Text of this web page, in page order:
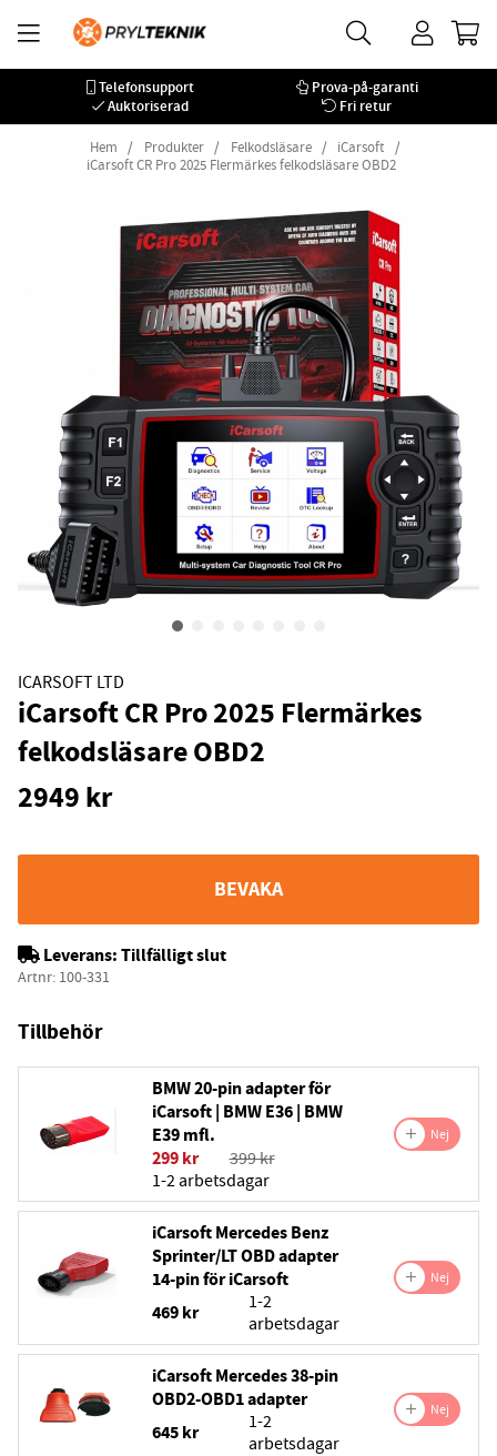
Telefonsupport
Prova-på-garanti
Auktoriserad
Fri retur
Hem Produkter Felkodsläsare
iCarsoft
iCarsoft CR Pro 2025 Flermärkes felkodsläsare OBD2
ICARSOFT LTD
iCarsoft CR Pro 2025 Flermärkes
felkodsläsare OBD2
2949 kr
BEVAKA
Leverans:Tillfälligt slut
Artnr: 100-331
Tillbehör
BMW 20-pin adapter för
iCarsoft | BMW E36 | BMW
E39 mfl.
299 kr
399 kr
1-2 arbetsdagar
Nej
iCarsoft Mercedes Benz
Sprinter/LT OBD adapter
14-pin för iCarsoft
469 kr
1-2
arbetsdagar
Nej
iCarsoft Mercedes 38-pin
OBD2-OBD1 adapter
645 kr
1-2
arbetsdagar
Nej